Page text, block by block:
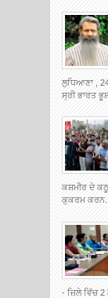
ਲੁਧਿਆਣਾ ,
ਸ੍ਰੀ ਭਾਰਤ
ਕਸ਼ਮੀਰ ਦੇ
ਕੁਕਰਮ ਕਰਨ...
- ਜ਼ਿਲੇ ਵਿੱਚ